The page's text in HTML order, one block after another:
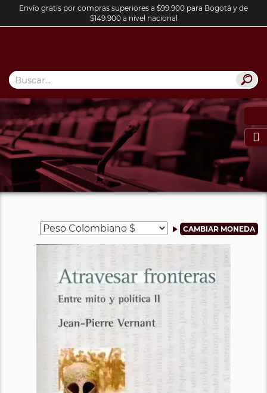
Envío gratis por compras superiores a $99.900 para Bogotá y de
$149.900 a nivel nacional
